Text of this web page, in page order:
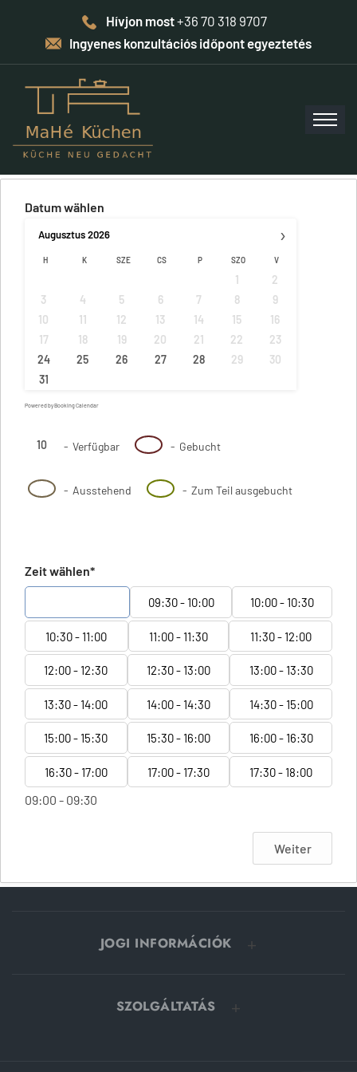
Hívjon most+36 70 318 9707
Ingyenes konzultációs időpont egyeztetés
Datum wählen
›
Augusztus2026
H K SZE CS P SZO V
1
2
3
4 5 6 7 8
9
10
11 12 13 14 15
16
17
18 19 20 21 22
23
24
25 26 27 28 29
30
31
Powered byBooking Calendar
10 - Verfügbar - Gebucht
- Ausstehend · - Zum Teil ausgebucht
Zeit wählen*
09:30 - 10:00 10:00 - 10:30
10:30 - 11:00 11:00 - 11:30 11:30 - 12:00
12:00 - 12:30 12:30 - 13:00 13:00 - 13:30
13:30 - 14:00 14:00 - 14:30 14:30 - 15:00
15:00 - 15:30 15:30 - 16:00 16:00 - 16:30
16:30 - 17:00 17:00 - 17:30 17:30 - 18:00
09:00 - 09:30
Weiter
JOGI INFORMÁCIÓK
SZOLGÁLTATÁS